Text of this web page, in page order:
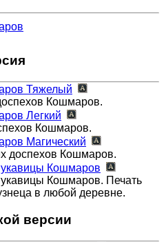
Тяжелый
Кошмаров.
Легкий
Кошмаров.
Магический
доспехов Кошмаров.
Кошмаров
Кошмаров. Печать
в любой деревне.
версии